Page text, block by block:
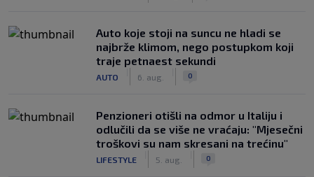
Auto koje stoji na suncu ne hladi se
najbrže klimom, nego postupkom koji
traje petnaest sekundi
AUTO 6. aug. 0
Penzioneri otišli na odmor u Italiju i
odlučili da se više ne vraćaju: "Mjesečni
troškovi su nam skresani na trećinu"
LIFESTYLE 5. aug. 0